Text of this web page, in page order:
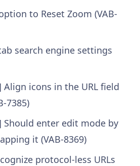
to Reset Zoom (VAB-
search engine settings
Align icons in the URL field
7385)
Should enter edit mode by
it (VAB-8369)
protocol-less URLs